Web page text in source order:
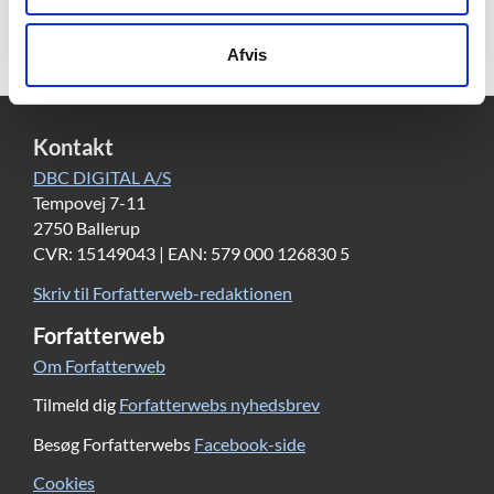
Afvis
Kontakt
DBC DIGITAL A/S
Tempovej 7-11
2750 Ballerup
CVR: 15149043 | EAN: 579 000 126830 5
Skriv til Forfatterweb-redaktionen
Forfatterweb
Om Forfatterweb
Tilmeld dig Forfatterwebs nyhedsbrev
Besøg Forfatterwebs Facebook-side
Cookies